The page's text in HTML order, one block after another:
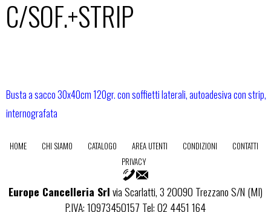
C/SOF.+STRIP
Busta a sacco 30x40cm 120gr. con soffietti laterali, autoadesiva con strip,
internografata
HOME CHI SIAMO CATALOGO AREA UTENTI CONDIZIONI
CONTATTI
PRIVACY
Europe Cancelleria Srlvia Scarlatti, 3 20090 Trezzano S/N (MI)
P.IVA: 10973450157 Tel: 02 4451 164